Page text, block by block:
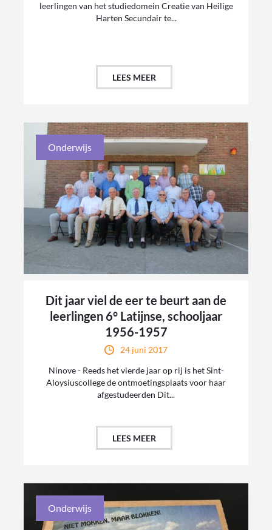
leerlingen van het studiedomein Creatie van Heilige
Harten Secundair te...
LEES MEER
Onderwijs
Dit jaar viel de eer te beurt aan de
leerlingen 6° Latijnse, schooljaar
1956-1957
24 juni 2017
Ninove - Reeds het vierde jaar op rij is het Sint-
Aloysiuscollege de ontmoetingsplaats voor haar
afgestudeerden Dit...
LEES MEER
Onderwijs